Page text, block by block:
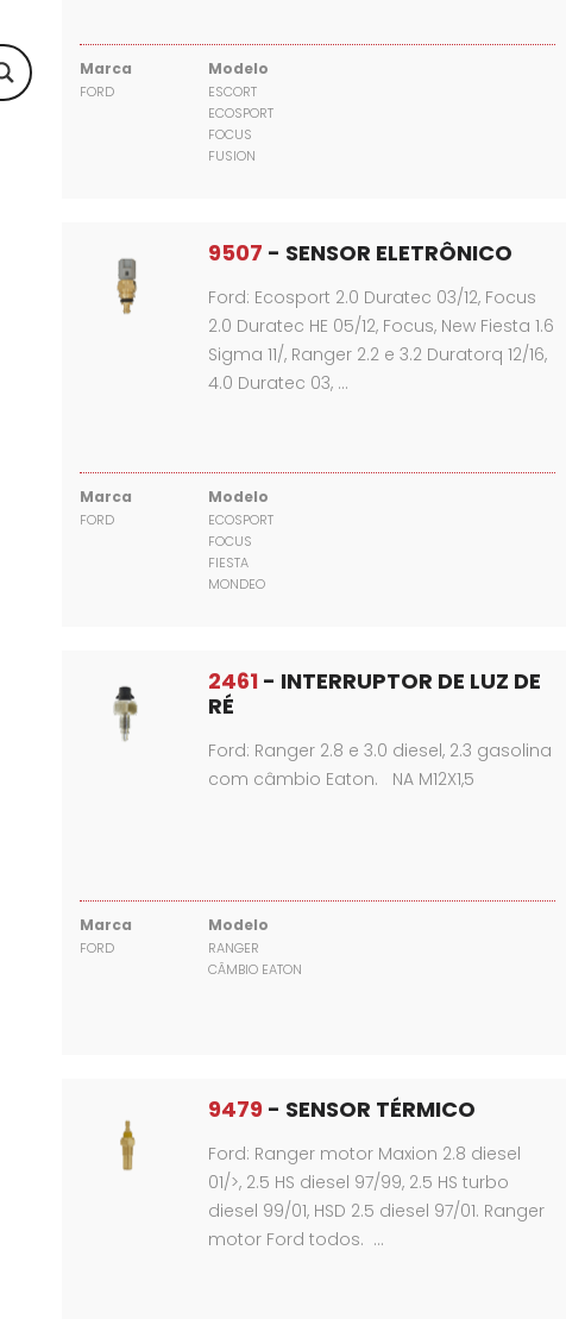
Marca
FORD
Modelo
ESCORT
ECOSPORT
FOCUS
FUSION
9507 - SENSOR ELETRÔNICO
Ford: Ecosport 2.0 Duratec 03/12, Focus
2.0 Duratec HE 05/12, Focus, New Fiesta 1.6
Sigma 11/, Ranger 2.2 e 3.2 Duratorq 12/16,
4.0 Duratec 03, …
Marca
FORD
Modelo
ECOSPORT
FOCUS
FIESTA
MONDEO
2461 - INTERRUPTOR DE LUZ DE
RÉ
Ford: Ranger 2.8 e 3.0 diesel, 2.3 gasolina
com câmbio Eaton. NA M12X1,5
Marca
FORD
Modelo
RANGER
CÂMBIO EATON
9479 - SENSOR TÉRMICO
Ford: Ranger motor Maxion 2.8 diesel
01/>, 2.5 HS diesel 97/99, 2.5 HS turbo
diesel 99/01, HSD 2.5 diesel 97/01. Ranger
motor Ford todos. …